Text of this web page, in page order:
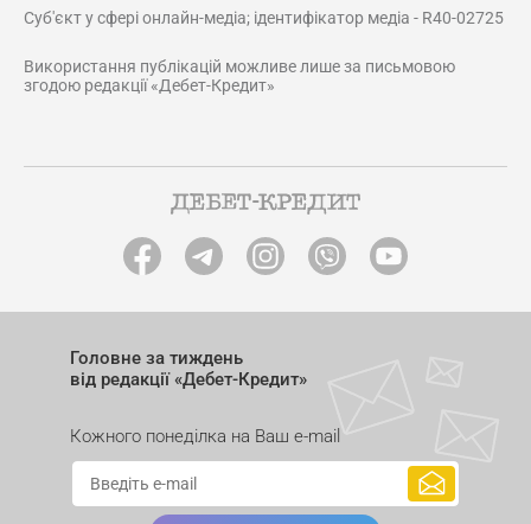
Суб'єкт у сфері онлайн-медіа; ідентифікатор медіа - R40-02725
Використання публікацій можливе лише за письмовою
згодою редакції «Дебет-Кредит»
Головне за тиждень
від редакції «Дебет-Кредит»
Кожного понеділка на Ваш e-mail